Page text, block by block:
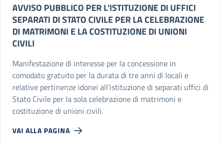
AVVISO PUBBLICO PER L'ISTITUZIONE DI UFFICI
SEPARATI DI STATO CIVILE PER LA CELEBRAZIONE
DI MATRIMONI E LA COSTITUZIONE DI UNIONI
CIVILI
Manifestazione di interesse per la concessione in
comodato gratuito per la durata di tre anni di locali e
relative pertinenze idonei all'istituzione di separati uffici di
Stato Civile per la sola celebrazione di matrimoni e
costituzione di unioni civili.
VAI ALLA PAGINA